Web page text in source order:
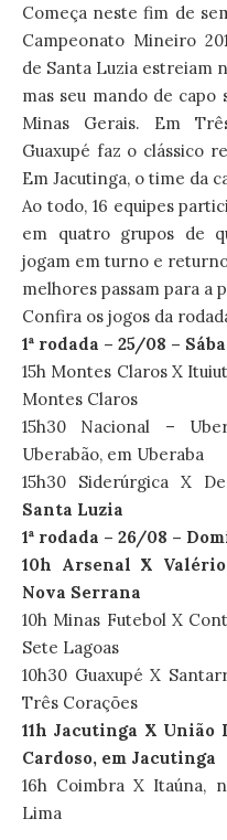
Começa neste fim de
Campeonato Mineiro
de Santa Luzia estreiam
mas seu mando de
Minas Gerais. Em
Guaxupé faz o clássico
Em Jacutinga, o time da
Ao todo, 16 equipes
em quatro grupos de
jogam em turno e
melhores passam para a
Confira os jogos da
1ª rodada – 25/08 –
15h Montes Claros X
Montes Claros
15h30 Nacional –
Uberabão, em Uberaba
15h30 Siderúrgica X
Santa Luzia
1ª rodada – 26/08 –
10h Arsenal X
Nova Serrana
10h Minas Futebol X
Sete Lagoas
10h30 Guaxupé X
Três Corações
11h Jacutinga X União
Cardoso, em Jacutinga
16h Coimbra X Itaúna,
Lima